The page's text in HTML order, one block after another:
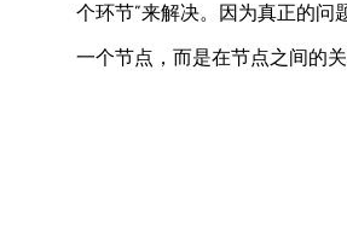
个环节”来解决。因为真正的问
一个节点，而是在节点之间的关